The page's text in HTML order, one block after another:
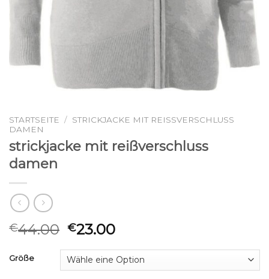
STARTSEITE / STRICKJACKE MIT REISSVERSCHLUSS D
AMEN
strickjacke mit reißverschluss
damen
€44.00 €23.00
Größe